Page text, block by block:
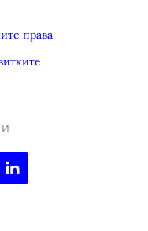
права